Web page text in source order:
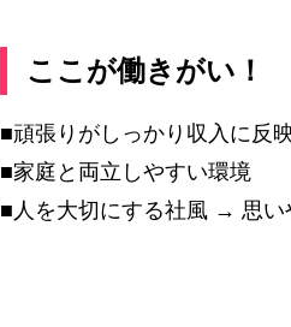
ここが働きがい！
■頑張りがしっかり収入に反
■家庭と両立しやすい環境
■人を大切にする社風 → 思い